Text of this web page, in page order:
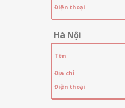
Điện thoại
Hà Nội
Tên
Địa chỉ
Điện thoại